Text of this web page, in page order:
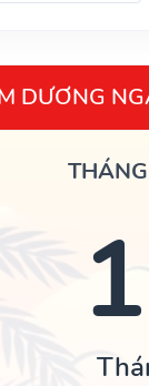
DƯƠNG